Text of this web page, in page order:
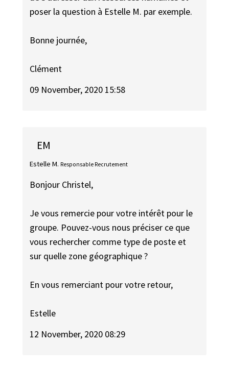
poser la question à Estelle M. par exemple.
Bonne journée,
Clément
09 November, 2020 15:58
EM
Estelle M. Responsable Recrutement
Bonjour Christel,
Je vous remercie pour votre intérêt pour le
groupe. Pouvez-vous nous préciser ce que
vous rechercher comme type de poste et
sur quelle zone géographique ?
En vous remerciant pour votre retour,
Estelle
12 November, 2020 08:29